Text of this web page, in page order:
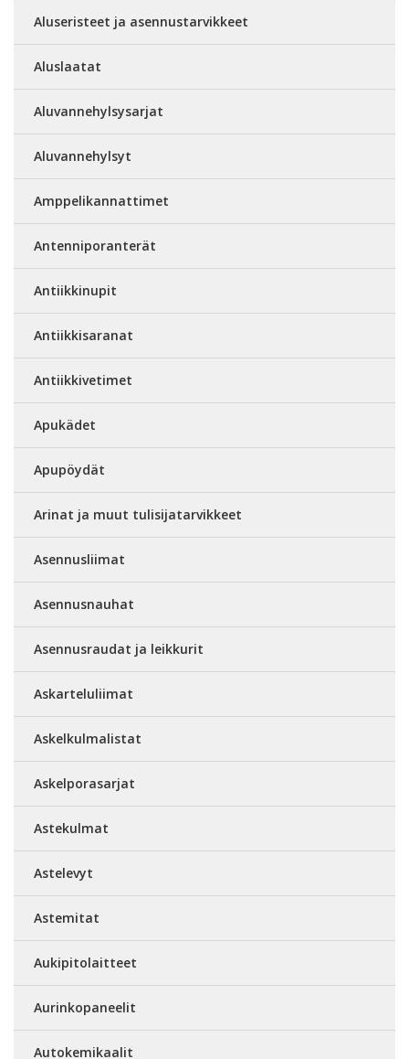
Aluseristeet ja asennustarvikkeet
Aluslaatat
Aluvannehylsysarjat
Aluvannehylsyt
Amppelikannattimet
Antenniporanterät
Antiikkinupit
Antiikkisaranat
Antiikkivetimet
Apukädet
Apupöydät
Arinat ja muut tulisijatarvikkeet
Asennusliimat
Asennusnauhat
Asennusraudat ja leikkurit
Askarteluliimat
Askelkulmalistat
Askelporasarjat
Astekulmat
Astelevyt
Astemitat
Aukipitolaitteet
Aurinkopaneelit
Autokemikaalit